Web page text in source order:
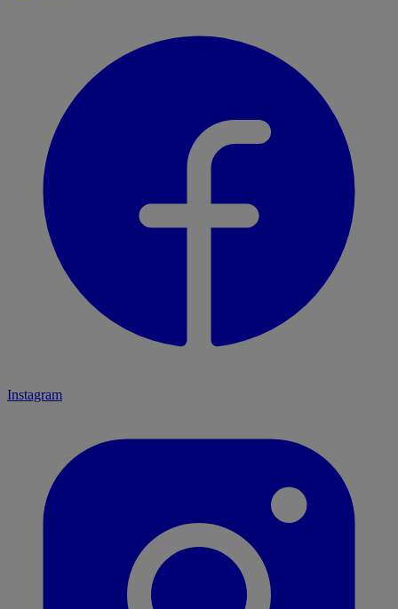
Instagram